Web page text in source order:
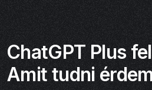
ChatGPT Plus
Amit tudni